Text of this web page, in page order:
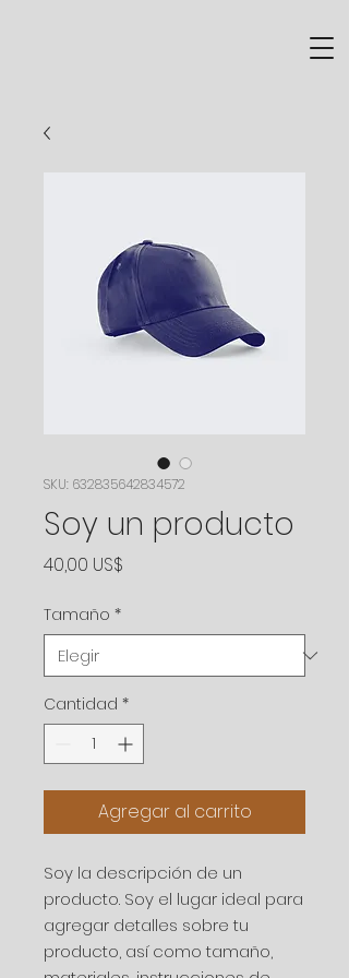
SKU: 632835642834572
Soy un producto
40,00 US$
Tamaño *
Cantidad *
Agregar al carrito
Soy la descripción de un
producto. Soy el lugar ideal para
agregar detalles sobre tu
producto, así como tamaño,